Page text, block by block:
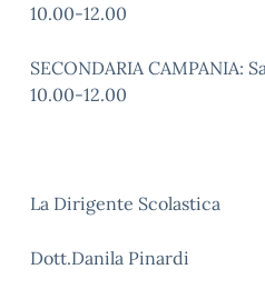
10.00-12.00
SECONDARIA CAMPANIA:
10.00-12.00
La Dirigente Scolastica
Dott.Danila Pinardi